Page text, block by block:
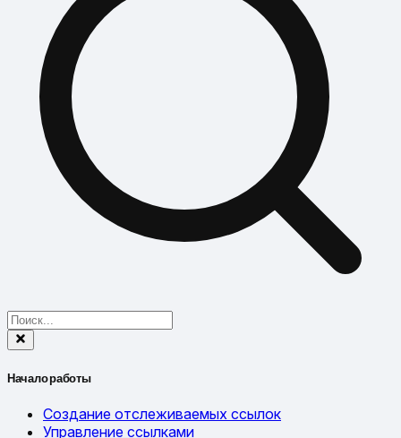
Начало работы
Создание отслеживаемых ссылок
Управление ссылками